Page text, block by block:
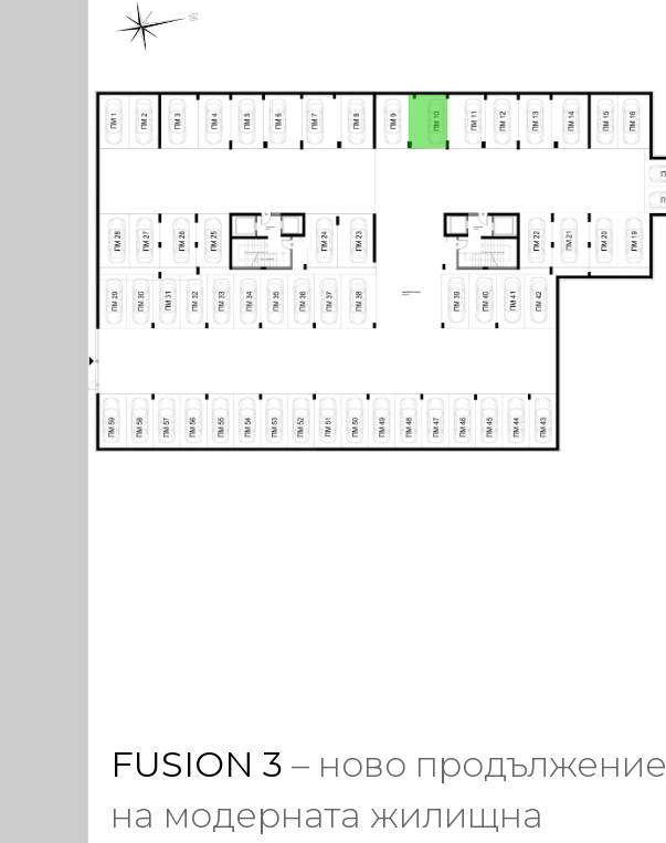
FUSION 3 – ново продължение
на модерната жилищна